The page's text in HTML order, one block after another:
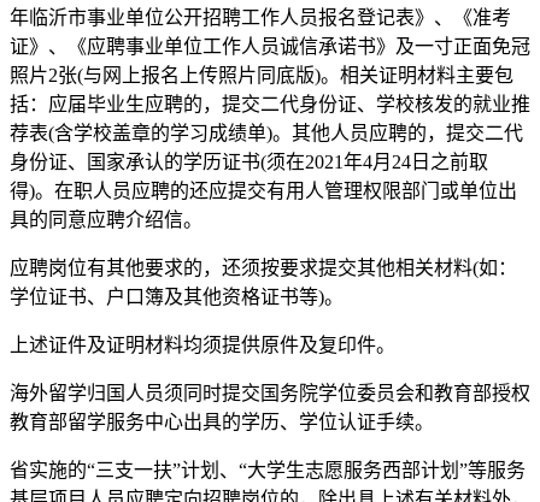
年临沂市事业单位公开招聘工作人员报名登记表》、《准考
证》、《应聘事业单位工作人员诚信承诺书》及一寸正面免冠
照片2张(与网上报名上传照片同底版)。相关证明材料主要包
括：应届毕业生应聘的，提交二代身份证、学校核发的就业推
荐表(含学校盖章的学习成绩单)。其他人员应聘的，提交二代
身份证、国家承认的学历证书(须在2021年4月24日之前取
得)。在职人员应聘的还应提交有用人管理权限部门或单位出
具的同意应聘介绍信。
应聘岗位有其他要求的，还须按要求提交其他相关材料(如：
学位证书、户口簿及其他资格证书等)。
上述证件及证明材料均须提供原件及复印件。
海外留学归国人员须同时提交国务院学位委员会和教育部授权
教育部留学服务中心出具的学历、学位认证手续。
省实施的“三支一扶”计划、“大学生志愿服务西部计划”等服务